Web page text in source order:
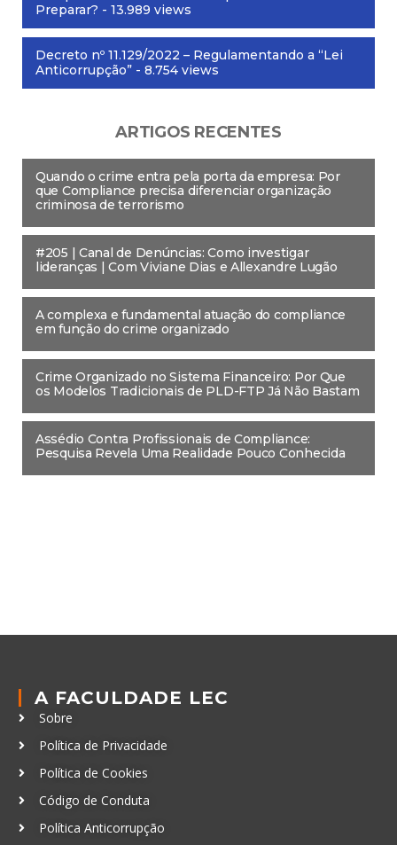
Preparar? - 13.989 views
Decreto nº 11.129/2022 – Regulamentando a “Lei
Anticorrupção” - 8.754 views
ARTIGOS RECENTES
Quando o crime entra pela porta da empresa: Por
que Compliance precisa diferenciar organização
criminosa de terrorismo
#205 | Canal de Denúncias: Como investigar
lideranças | Com Viviane Dias e Allexandre Lugão
A complexa e fundamental atuação do compliance
em função do crime organizado
Crime Organizado no Sistema Financeiro: Por Que
os Modelos Tradicionais de PLD-FTP Já Não Bastam
Assédio Contra Profissionais de Compliance:
Pesquisa Revela Uma Realidade Pouco Conhecida
A FACULDADE LEC
Sobre
Política de Privacidade
Política de Cookies
Código de Conduta
Política Anticorrupção